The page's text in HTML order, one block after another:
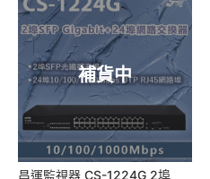
補貨中
昌運監視器 CS-1224G 2埠